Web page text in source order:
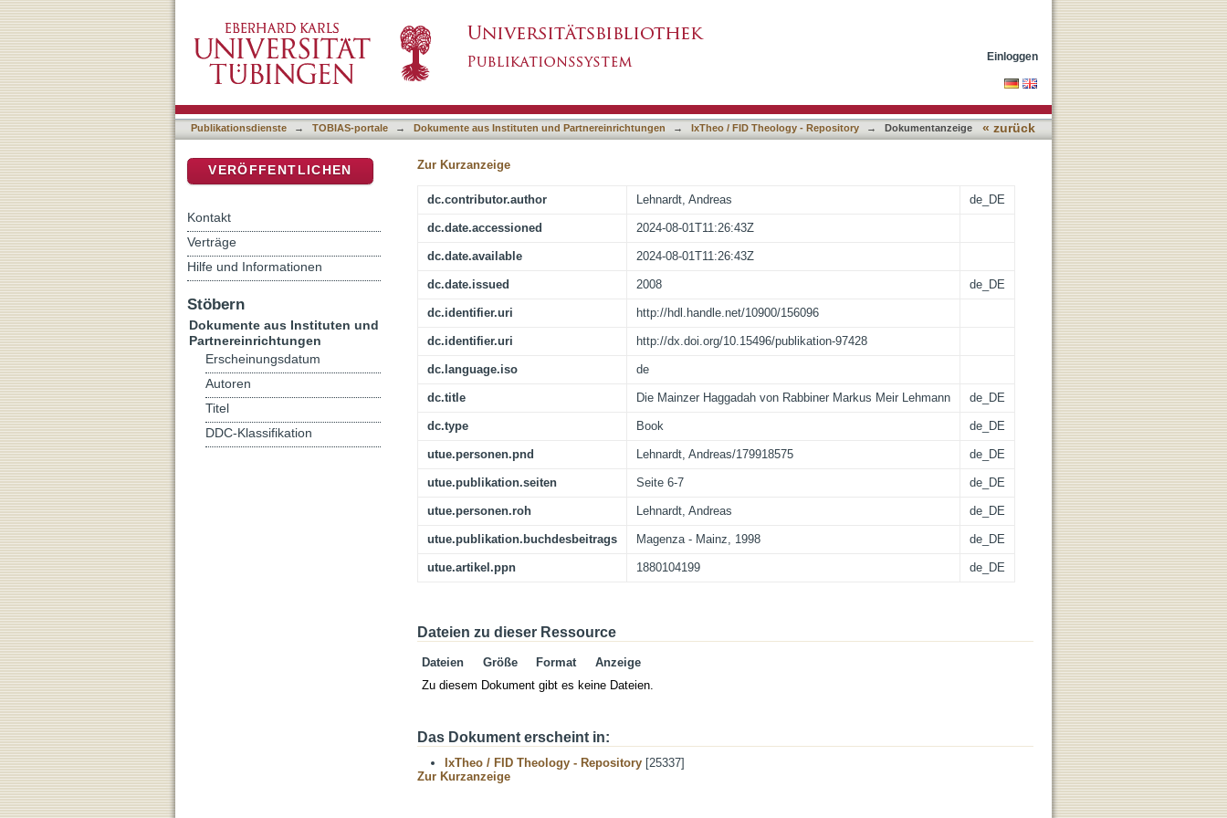
Einloggen
Publikationsdienste → TOBIAS-portale → Dokumente aus Instituten und Partnereinrichtungen → IxTheo / FID Theology - Repository → Dokumentanzeige « zurück
Zur Kurzanzeige
dc.contributor.author Lehnardt, Andreas de_DE
dc.date.accessioned 2024-08-01T11:26:43Z
dc.date.available 2024-08-01T11:26:43Z
dc.date.issued 2008 de_DE
dc.identifier.uri http://hdl.handle.net/10900/156096
dc.identifier.uri http://dx.doi.org/10.15496/publikation-97428
dc.language.iso de
dc.title Die Mainzer Haggadah von Rabbiner Markus Meir Lehmann de_DE
dc.type Book de_DE
utue.personen.pnd Lehnardt, Andreas/179918575 de_DE
utue.publikation.seiten Seite 6-7 de_DE
utue.personen.roh Lehnardt, Andreas de_DE
utue.publikation.buchdesbeitrags Magenza - Mainz, 1998 de_DE
utue.artikel.ppn 1880104199 de_DE
Dateien zu dieser Ressource
Dateien Größe Format
Anzeige
Zu diesem Dokument gibt es keine Dateien.
Das Dokument erscheint in:
IxTheo / FID Theology - Repository [25337]
Zur Kurzanzeige
VERÖFFENTLICHEN
Kontakt
Verträge
Hilfe und Informationen
Stöbern
Dokumente aus Instituten und
Partnereinrichtungen
Erscheinungsdatum
Autoren
Titel
DDC-Klassifikation